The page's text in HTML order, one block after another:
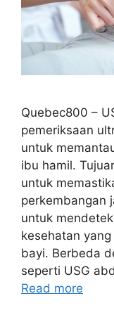
Quebec800 –
pemeriksaan
untuk
ibu hamil.
untuk
perkembangan
untuk
kesehatan
bayi. Berbeda
seperti USG
Read more